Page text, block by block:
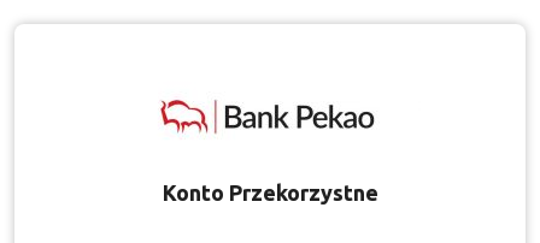
Konto Przekorzystne